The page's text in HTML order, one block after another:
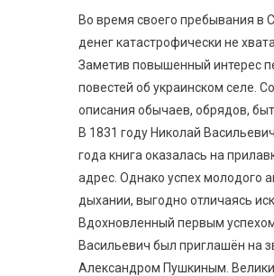
Во время своего пребывания в
денег катастрофически не
Заметив повышенный интерес
повестей об украинском селе.
описания обычаев, обрядов,
В 1831 году Николай
года книга оказалась на
адрес. Однако успех молодого
дыхании, выгодно отличаясь
Вдохновленный первым
Васильевич был приглашён на
Александром Пушкиным.